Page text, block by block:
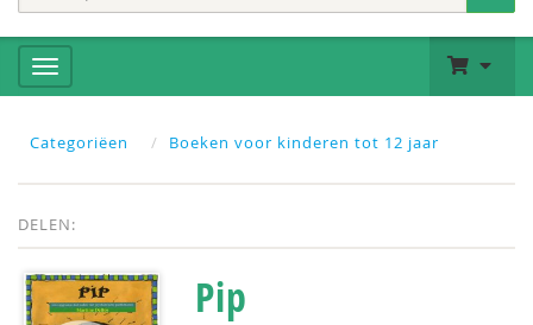
Categoriëen Boeken voor kinderen tot 12 jaar
DELEN:
Pip